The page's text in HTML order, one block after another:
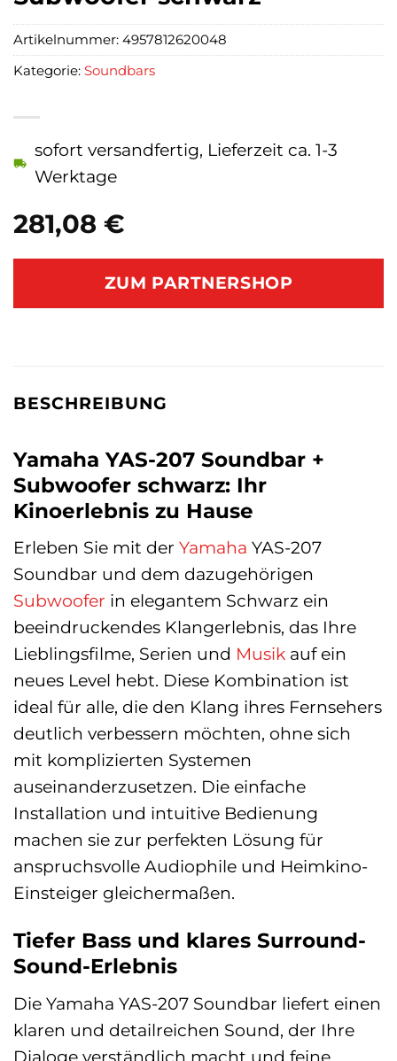
281,08 €
sofort versandfertig, Lieferzeit ca. 1-3
Werktage
ZUM PARTNERSHOP
Artikelnummer: 4957812620048
Kategorie: Soundbars
BESCHREIBUNG
Yamaha YAS-207 Soundbar +
Subwoofer schwarz: Ihr
Kinoerlebnis zu Hause
Erleben Sie mit der Yamaha YAS-207
Soundbar und dem dazugehörigen
Subwoofer in elegantem Schwarz ein
beeindruckendes Klangerlebnis, das Ihre
Lieblingsfilme, Serien und Musik auf ein
neues Level hebt. Diese Kombination ist
ideal für alle, die den Klang ihres Fernsehers
deutlich verbessern möchten, ohne sich
mit komplizierten Systemen
auseinanderzusetzen. Die einfache
Installation und intuitive Bedienung
machen sie zur perfekten Lösung für
anspruchsvolle Audiophile und Heimkino-
Einsteiger gleichermaßen.
Tiefer Bass und klares Surround-
Sound-Erlebnis
Die Yamaha YAS-207 Soundbar liefert einen
klaren und detailreichen Sound, der Ihre
Dialoge verständlich macht und feine